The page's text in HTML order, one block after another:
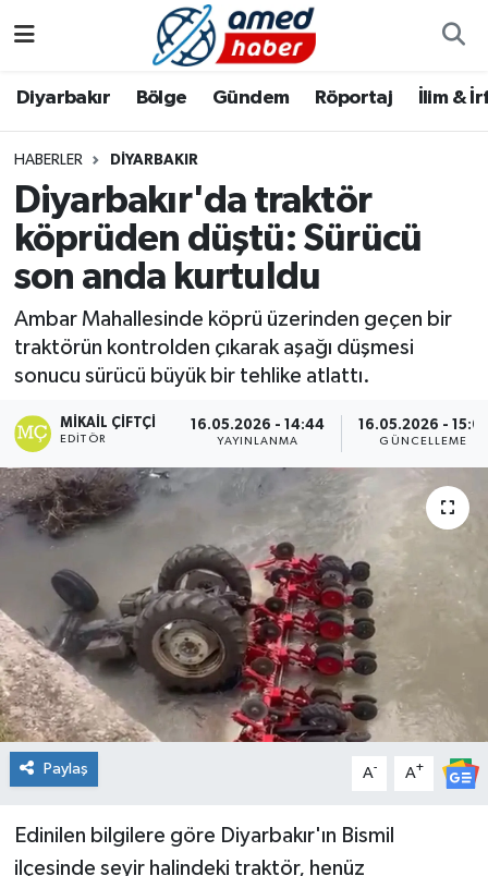
Diyarbakır Bölge Gündem Röportaj İlim &
HABERLER DIYARBAKIR
Diyarbakır'da traktör
köprüden düştü: Sürücü
son anda kurtuldu
Ambar Mahallesinde köprü üzerinden geçen bir
traktörün kontrolden çıkarak aşağı düşmesi
sonucu sürücü büyük bir tehlike atlattı.
MIKAIL ÇIFTÇI
EDITÖR
16.05.2026 - 14:44
YAYINLANMA
16.05.2026 - 15:01
GÜNCELLEME
Paylaş A- A+
Edinilen bilgilere göre Diyarbakır'ın Bismil
ilçesinde seyir halindeki traktör, henüz
Bölge
Röportaj
Foto Galeri
Aile
Asayiş
Bilim & Teknoloji
Dünya
Eğitim
Ekonomi
Genel
Güncel
Gündem
İlim & İrfan
Kültür & Sanat
Sağlık
Diyarbakır Hava Durumu
Diyarbakır Namaz Vakitleri
Diyarbakır Trafik Yoğunluk Haritası
Tüm Manşetler
Son Dakika Haberleri
Haber Arşivi